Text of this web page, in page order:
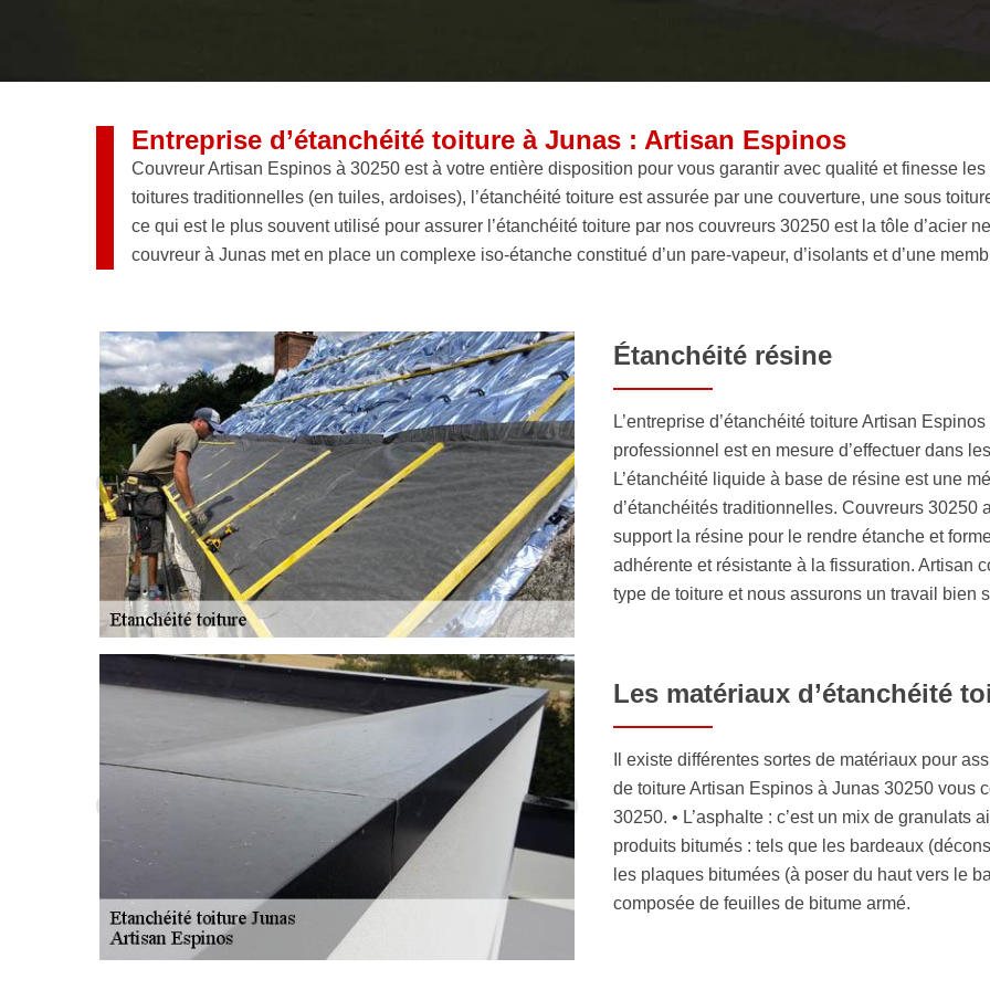
Entreprise d’étanchéité toiture à Junas : Artisan Espinos
Couvreur Artisan Espinos à 30250 est à votre entière disposition pour vous garantir avec qualité et finesse
toitures traditionnelles (en tuiles, ardoises), l’étanchéité toiture est assurée par une couverture, une sous
ce qui est le plus souvent utilisé pour assurer l’étanchéité toiture par nos couvreurs 30250 est la tôle d’acier
couvreur à Junas met en place un complexe iso-étanche constitué d’un pare-vapeur, d’isolants et d’une
Étanchéité résine
L’entreprise d’étanchéité toiture Artisan
professionnel est en mesure d’effectuer dans
L’étanchéité liquide à base de résine est une
d’étanchéités traditionnelles. Couvreurs
support la résine pour le rendre étanche et
adhérente et résistante à la fissuration. Artisan
type de toiture et nous assurons un travail bien
Les matériaux d’étanchéité
Il existe différentes sortes de matériaux pour
de toiture Artisan Espinos à Junas 30250 vous
30250. • L’asphalte : c’est un mix de granulats
produits bitumés : tels que les bardeaux
les plaques bitumées (à poser du haut vers le
composée de feuilles de bitume armé.